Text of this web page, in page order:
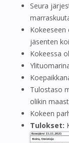
Seura
jäsenten
Kokeessa
Tulostaso
olikin
Kokeen
Tulokset: